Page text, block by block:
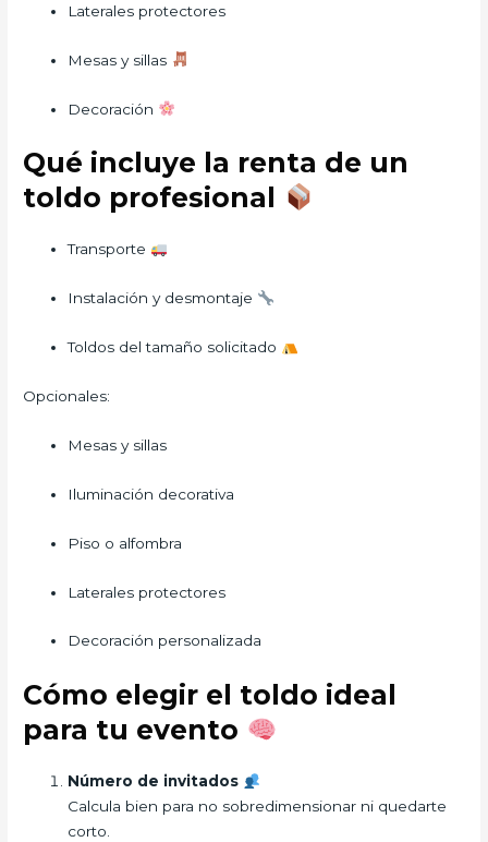
Laterales protectores
Mesas y sillas
Decoración
Qué incluye la renta de un
toldo profesional
Transporte
Instalación y desmontaje
Toldos del tamaño solicitado
Opcionales:
Mesas y sillas
Iluminación decorativa
Piso o alfombra
Laterales protectores
Decoración personalizada
Cómo elegir el toldo ideal
para tu evento
Número de invitados
Calcula bien para no sobredimensionar ni quedarte
corto.